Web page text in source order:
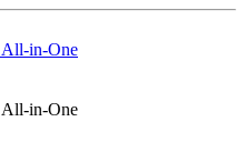
All-in-One
All-in-One